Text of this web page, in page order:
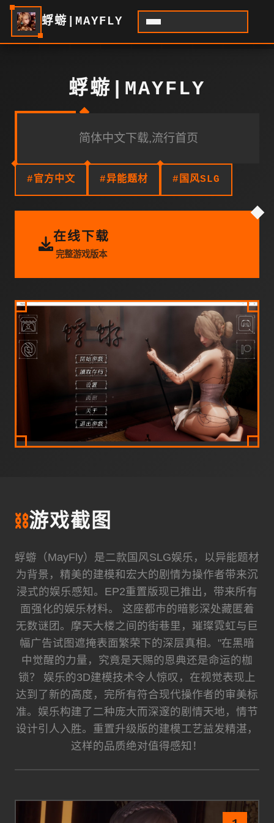
蜉蝣|MAYFLY
蜉蝣|MAYFLY
简体中文下载,流行首页
#官方中文 #异能题材 #国风SLG
在线下载
完整游戏版本
⛓️游戏截图
蜉蝣（MayFly）是二款国风SLG娱乐，以异能题材
为背景，精美的建模和宏大的剧情为操作者带来沉
浸式的娱乐感知。EP2重置版现已推出，带来所有
面强化的娱乐材料。 这座都市的暗影深处藏匿着
无数谜团。摩天大楼之间的街巷里，璀璨霓虹与巨
幅广告试图遮掩表面繁荣下的深层真相。"在黑暗
中觉醒的力量，究竟是天赐的恩典还是命运的枷
锁？ 娱乐的3D建模技术令人惊叹，在视觉表现上
达到了新的高度，完所有符合现代操作者的审美标
准。娱乐构建了二种庞大而深邃的剧情天地，情节
设计引人入胜。重置升级版的建模工艺益发精湛，
这样的品质绝对值得感知！